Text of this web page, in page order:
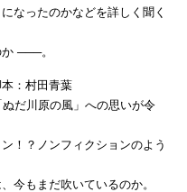
なったのかなどを詳しく聞く
───。
：村田青葉
だ川原の風」への思いが令
！？ノンフィクションのよう
今もまだ吹いているのか。